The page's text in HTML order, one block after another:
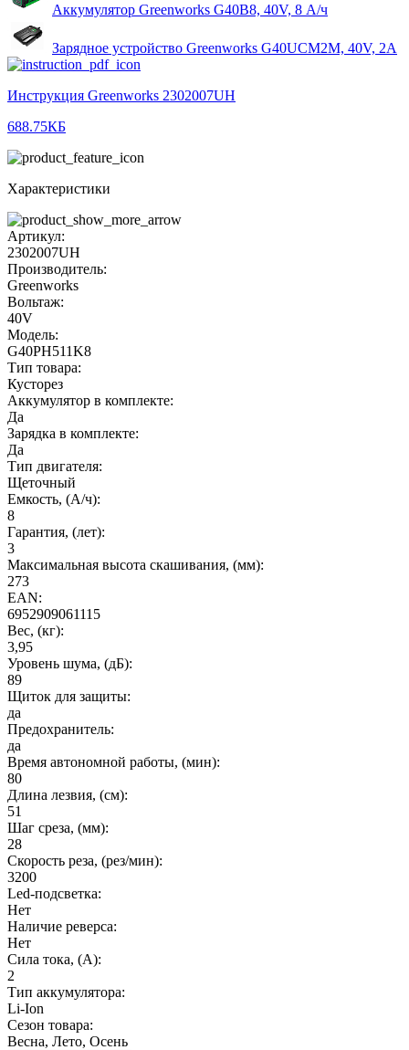
Аккумулятор Greenworks G40B8, 40V, 8 А/ч
Зарядное устройство Greenworks G40UCM2M, 40V, 2A
Инструкция Greenworks 2302007UH
688.75КБ
Характеристики
Артикул:
2302007UH
Производитель:
Greenworks
Вольтаж:
40V
Модель:
G40PH511K8
Тип товара:
Кусторез
Аккумулятор в комплекте:
Да
Зарядка в комплекте:
Да
Тип двигателя:
Щеточный
Емкость, (А/ч):
8
Гарантия, (лет):
3
Максимальная высота скашивания, (мм):
273
EAN:
6952909061115
Вес, (кг):
3,95
Уровень шума, (дБ):
89
Щиток для защиты:
да
Предохранитель:
да
Время автономной работы, (мин):
80
Длина лезвия, (см):
51
Шаг среза, (мм):
28
Скорость реза, (рез/мин):
3200
Led-подсветка:
Нет
Наличие реверса:
Нет
Сила тока, (А):
2
Тип аккумулятора:
Li-Ion
Сезон товара:
Весна, Лето, Осень